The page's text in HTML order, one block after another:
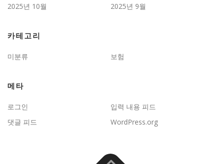
2025년 10월
2025년 9월
카테고리
미분류 보험
메타
로그인
입력 내용 피드
댓글 피드
WordPress.org